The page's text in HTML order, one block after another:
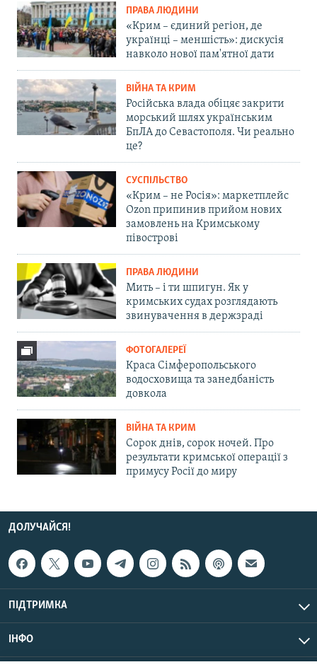
ПРАВА ЛЮДИНИ
«Крим – єдиний регіон, де
українці – меншість»: дискусія
навколо нової пам'ятної дати
ВІЙНА ТА КРИМ
Російська влада обіцяє закрити
морський шлях українським
БпЛА до Севастополя. Чи реально
це?
СУСПІЛЬСТВО
«Крим – не Росія»: маркетплейс
Ozon припинив прийом нових
замовлень на Кримському
півострові
ПРАВА ЛЮДИНИ
Мить – і ти шпигун. Як у
кримських судах розглядають
звинувачення в держзраді
ФОТОГАЛЕРЕЇ
Краса Сімферопольського
водосховища та занедбаність
довкола
ВІЙНА ТА КРИМ
Сорок днів, сорок ночей. Про
результати кримської операції з
примусу Росії до миру
ДОЛУЧАЙСЯ!
ПІДТРИМКА
ІНФО